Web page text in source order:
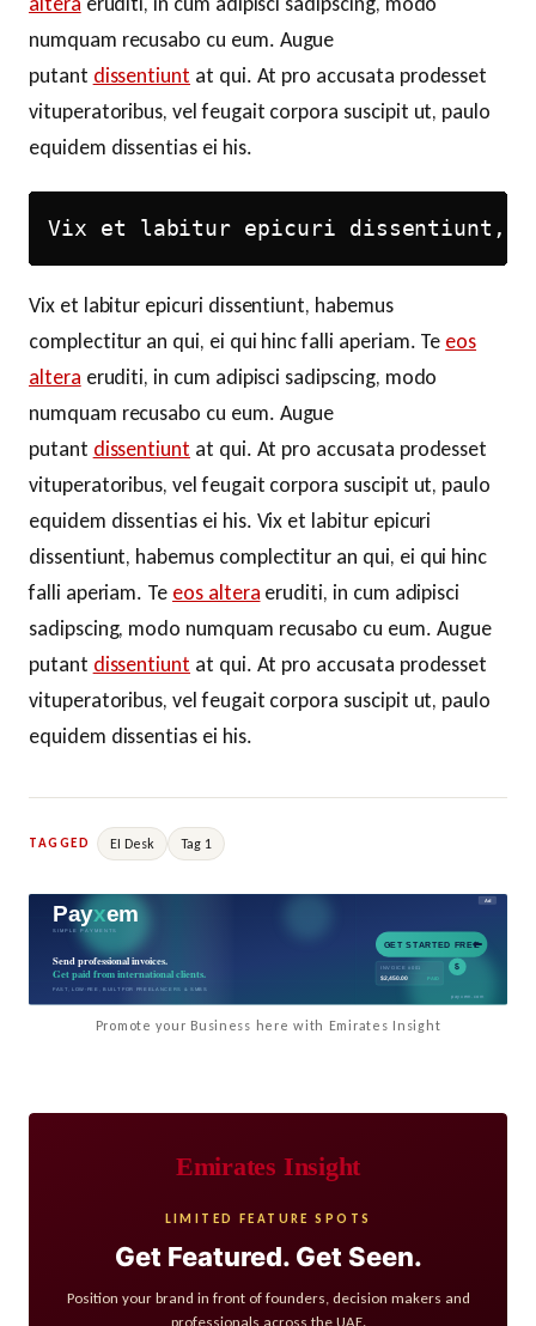
numquam recusabo cu eum. Augue
putant dissentiunt at qui. At pro accusata prodesset
vituperatoribus, vel feugait corpora suscipit ut, paulo
equidem dissentias ei his.
Vix et labitur epicuri dissentiunt,
Vix et labitur epicuri dissentiunt, habemus
complectitur an qui, ei qui hinc falli aperiam. Te eos
altera eruditi, in cum adipisci sadipscing, modo
numquam recusabo cu eum. Augue
putant dissentiunt at qui. At pro accusata prodesset
vituperatoribus, vel feugait corpora suscipit ut, paulo
equidem dissentias ei his. Vix et labitur epicuri
dissentiunt, habemus complectitur an qui, ei qui hinc
falli aperiam. Te eos altera eruditi, in cum adipisci
sadipscing, modo numquam recusabo cu eum. Augue
putant dissentiunt at qui. At pro accusata prodesset
vituperatoribus, vel feugait corpora suscipit ut, paulo
equidem dissentias ei his.
TAGGED EI Desk Tag 1
Promote your Business here with Emirates Insight
Emirates Insight
LIMITED FEATURE SPOTS
Get Featured. Get Seen.
Position your brand in front of founders, decision makers and
professionals across the UAE.